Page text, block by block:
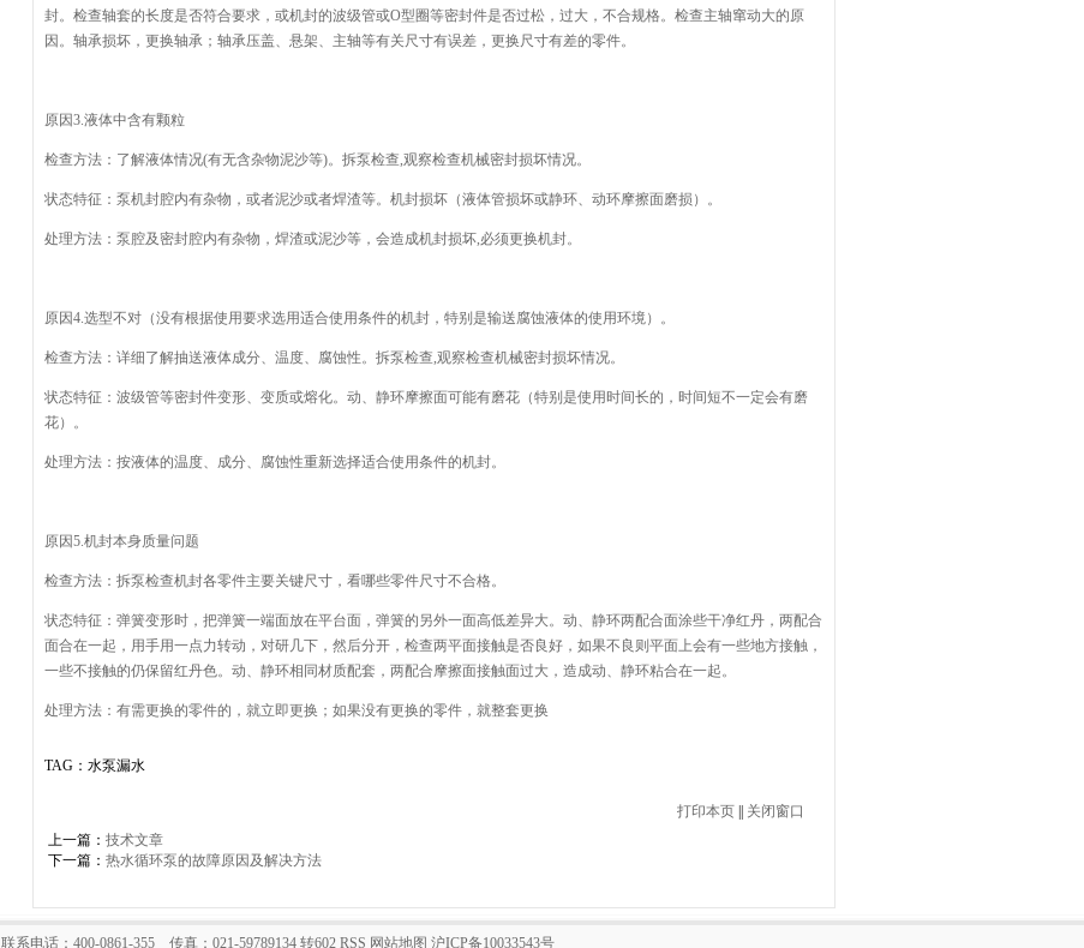
封。检查轴套的长度是否符合要求，或机封的波级管或O型圈等密封件是否过松，过大，不合规格。检查主轴窜动大的原
因。轴承损坏，更换轴承；轴承压盖、悬架、主轴等有关尺寸有误差，更换尺寸有差的零件。
原因3.液体中含有颗粒
检查方法：了解液体情况(有无含杂物泥沙等)。拆泵检查,观察检查机械密封损坏情况。
状态特征：泵机封腔内有杂物，或者泥沙或者焊渣等。机封损坏（液体管损坏或静环、动环摩擦面磨损）。
处理方法：泵腔及密封腔内有杂物，焊渣或泥沙等，会造成机封损坏,必须更换机封。
原因4.选型不对（没有根据使用要求选用适合使用条件的机封，特别是输送腐蚀液体的使用环境）。
检查方法：详细了解抽送液体成分、温度、腐蚀性。拆泵检查,观察检查机械密封损坏情况。
状态特征：波级管等密封件变形、变质或熔化。动、静环摩擦面可能有磨花（特别是使用时间长的，时间短不一定会有磨
花）。
处理方法：按液体的温度、成分、腐蚀性重新选择适合使用条件的机封。
原因5.机封本身质量问题
检查方法：拆泵检查机封各零件主要关键尺寸，看哪些零件尺寸不合格。
状态特征：弹簧变形时，把弹簧一端面放在平台面，弹簧的另外一面高低差异大。动、静环两配合面涂些干净红丹，两配合
面合在一起，用手用一点力转动，对研几下，然后分开，检查两平面接触是否良好，如果不良则平面上会有一些地方接触，
一些不接触的仍保留红丹色。动、静环相同材质配套，两配合摩擦面接触面过大，造成动、静环粘合在一起。
处理方法：有需更换的零件的，就立即更换；如果没有更换的零件，就整套更换
TAG：水泵漏水
打印本页
关闭窗口
上一篇： 技术文章
下一篇： 热水循环泵的故障原因及解决方法
联系电话：400-0861-355 传真：021-59789134 转602 RSS 网站地图 沪ICP备10033543号